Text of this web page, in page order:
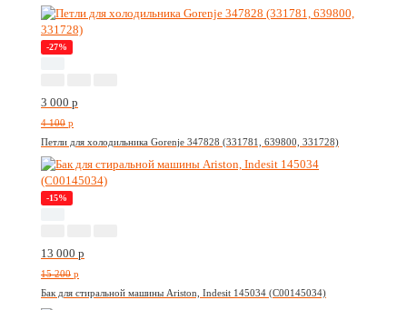
-27%
3 000 p
4 100 p
Петли для холодильника Gorenje 347828 (331781, 639800, 331728)
-15%
13 000 p
15 200 p
Бак для стиральной машины Ariston, Indesit 145034 (C00145034)